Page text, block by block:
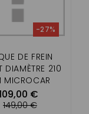
DE FREIN
DIAMÈTRE 210
MICROCAR
MC2 (2ÈME
JDM
€
-27%
149,00 €